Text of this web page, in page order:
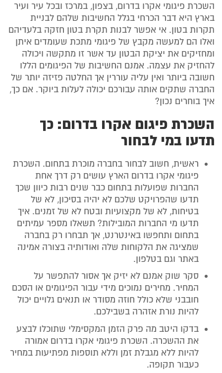
השכרת פיגומי אקרו בדרום, בצפון, במרכז ובכל עיר ועיר
בארץ היא דבר הכרחי בגלל החשיבות שלהם לבניית
תקרות בטון. אי אפשר לבנות תקרת בטון חזקה בלעדיהם
ואלו הם למעשה מקבץ של פיגומי מתכת שעומדים איתן
ומחזיקים את יציקת הבטון עד אשר זו מתקשה ויכולה
להחזיק את עצמה. אמנם החשיבות של הפיגומים הללו
חשובה ביותר ואין עליה עוררין אך החלטה פזיזה יותר של
החברה שתקים אותה עבורכם יכולה לעלות ביוקר. אם כך,
איך בוחרים נכון?
השכרת פיגום אקרו בדרום: כך
תדעו במי לבחור
ראשית, חשוב לבחור בחברה מוכרת בתחום. השכרת
פיגומי אקרו בדרום הארץ עושים רק דרך אחת
החברות שפועלות בתחום כבר שנים רבות כיוון שכך
תדעו שהפרויקט שלכם לא יהיה בסיכון, לא של
בטיחות, לא של מקצועיות ובטח לא של זמנים. איך
תדעו מי החברות המובילות? תשאלו מספר עמיתים
בתחום ותחפשו באינטרנט, אך תבחרו רק בחברה
שמציגה את הלקוחות שלה ואודותיה בצורה אמינה
באתר וגם בטלפון.
סקר שוק אמנם לא יזיק אך אסור להתפשר על
המחיר. מחירים נמוכים מידי עבור הפיגומים או הסכם
חובבני שלא כולל חוזה מסודר או תנאים גלויים יכול
להיות נורת אזהרה בשבילכם.
בדקו היטב מה פרק הזמן המקסימלי שתוכלו לבצע
את ההשכרה. השכרת פיגומי אקרו בדרום אמורה
להיות ללא מגבלת זמן וללא תוספות מפתיעות במחיר
כעבור תקופה.